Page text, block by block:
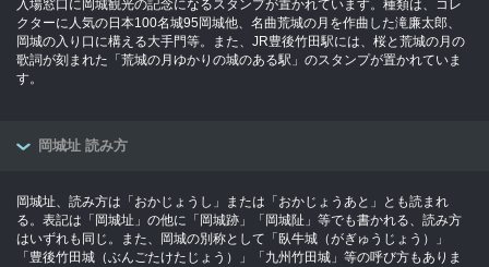
入場窓口に岡城観光の記念になるスタンプが置かれています。種類は、コレ
クターに人気の日本100名城95岡城他、名曲荒城の月を作曲した滝廉太郎、
岡城の入り口に構える大手門等。また、JR豊後竹田駅には、桜と荒城の月の
歌詞が刻まれた「荒城の月ゆかりの城のある駅」のスタンプが置かれていま
す。
岡城址 読み方
岡城址、読み方は「おかじょうし」または「おかじょうあと」とも読まれ
る。表記は「岡城址」の他に「岡城跡」「岡城阯」等でも書かれる、読み方
はいずれも同じ。また、岡城の別称として「臥牛城（がぎゅうじょう）」
「豊後竹田城（ぶんごたけたじょう）」「九州竹田城」等の呼び方もありま